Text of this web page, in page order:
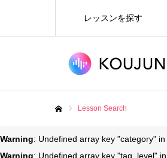
レッスンを探す
Lesson Search
Warning: Undefined array key "category" in
Warning: Undefined array key "tag_level" in